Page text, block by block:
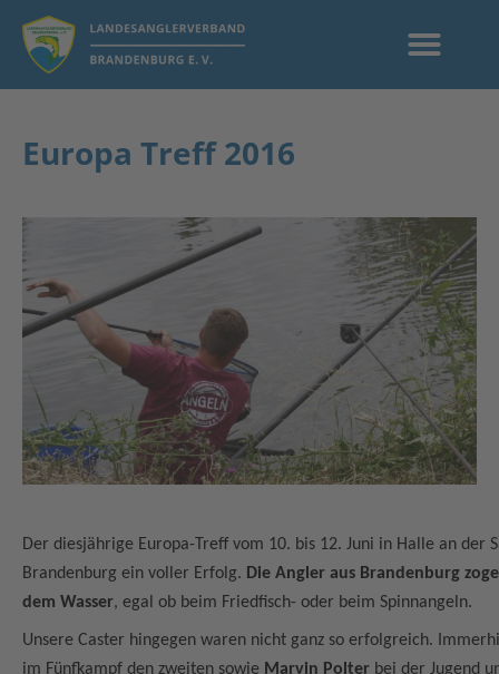
Europa Treff 2016
Der diesjährige Europa-Treff vom 10. bis 12. Juni in Halle an der
Brandenburg ein voller Erfolg. Die Angler aus Brandenburg
dem Wasser, egal ob beim Friedfisch- oder beim Spinnangeln.
Unsere Caster hingegen waren nicht ganz so erfolgreich.
im Fünfkampf den zweiten sowie Marvin Polter bei der Jugend